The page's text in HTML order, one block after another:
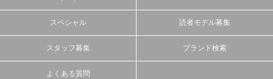
スペシャル 読者モデル募集
スタッフ募集 ブランド検索
よくある質問